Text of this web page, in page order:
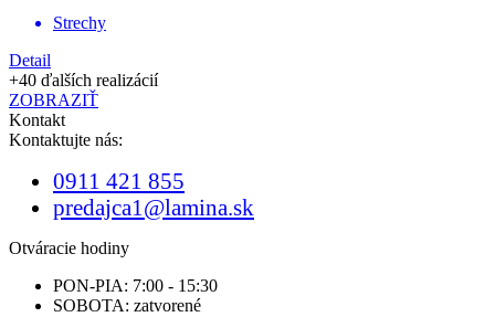
Strechy
Detail
+40 ďalších realizácií
ZOBRAZIŤ
Kontakt
Kontaktujte nás:
0911 421 855
predajca1@lamina.sk
Otváracie hodiny
PON-PIA: 7:00 - 15:30
SOBOTA: zatvorené